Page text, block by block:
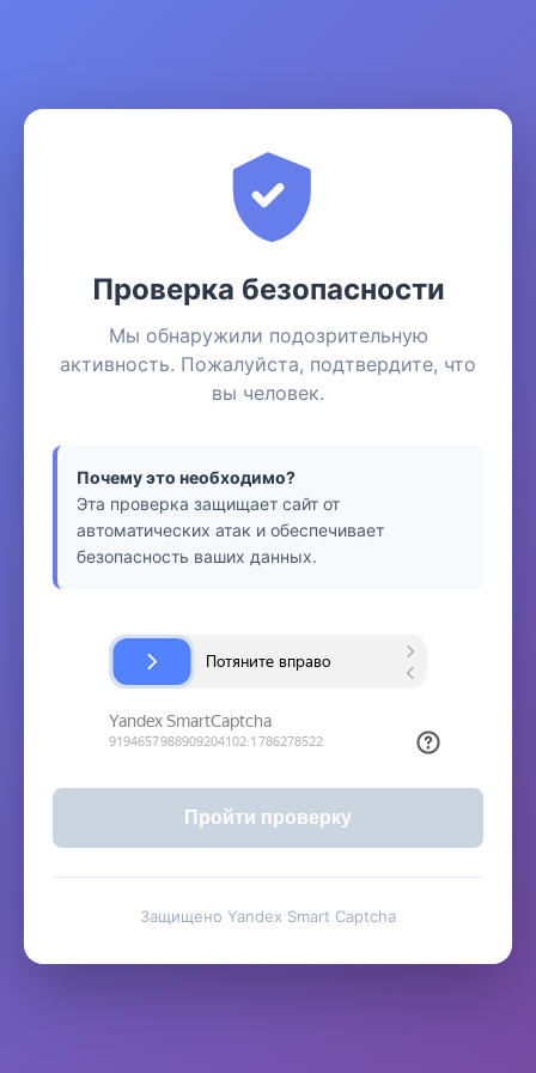
Проверка безопасности
Мы обнаружили подозрительную
активность. Пожалуйста, подтвердите, что
вы человек.
Почему это необходимо?
Эта проверка защищает сайт от
автоматических атак и обеспечивает
безопасность ваших данных.
Пройти проверку
Защищено Yandex Smart Captcha